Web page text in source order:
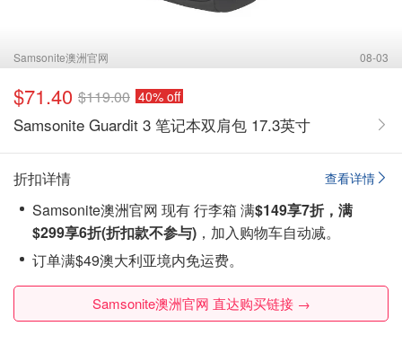
Samsonite澳洲官网 08-03
$71.40 $119.00 40% off
Samsonite Guardit 3 笔记本双肩包 17.3英寸
查看详情
折扣详情
Samsonite澳洲官网 现有 行李箱 满$149享7折，满
$299享6折(折扣款不参与) ，加入购物车自动减。
订单满$49澳大利亚境内免运费。
Samsonite澳洲官网 直达购买链接 →